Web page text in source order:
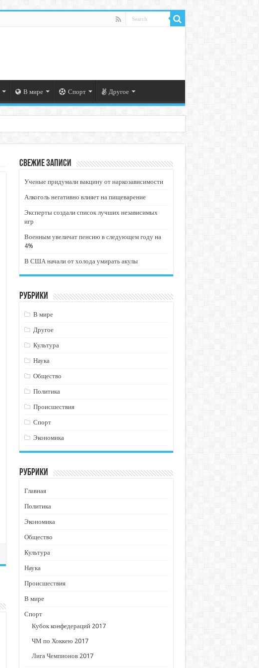
В мире Спорт Другое
Свежие записи
Ученые придумали вакцину от наркозависимости
Алкоголь негативно влияет на пищеварение
Эксперты создали список лучших независимых
игр
Военным увеличат пенсию в следующем году на
4%
В США начали от холода умирать акулы
Рубрики
В мире
Другое
Культура
Наука
Общество
Политика
Происшествия
Спорт
Экономика
Рубрики
Главная
Политика
Экономика
Общество
Культура
Наука
Происшествия
В мире
Спорт
Кубок конфедераций 2017
ЧМ по Хоккею 2017
Лига Чемпионов 2017